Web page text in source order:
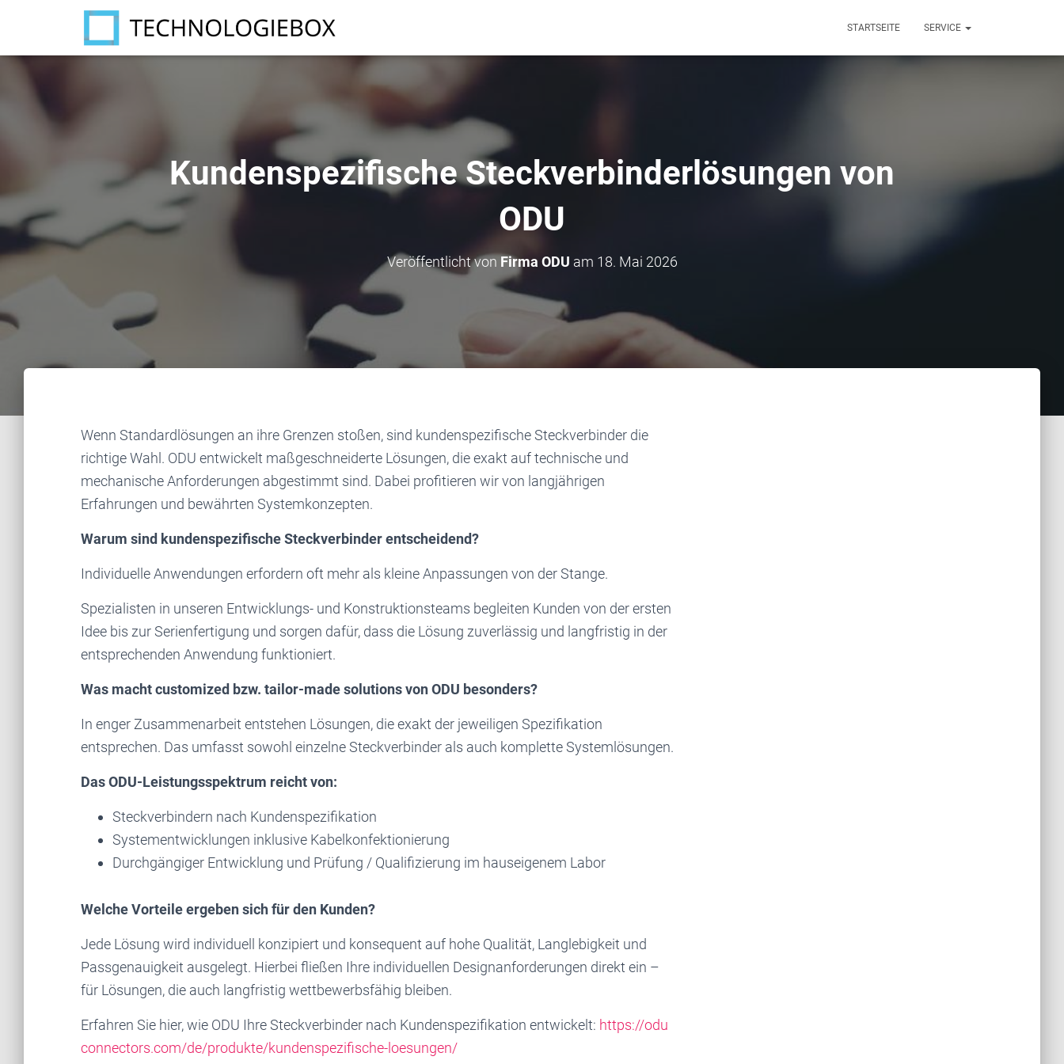
STARTSEITE SERVICE
Kundenspezifische Steckverbinderlösungen von
ODU
Veröffentlicht von Firma ODU am 18. Mai 2026
Wenn Standardlösungen an ihre Grenzen stoßen, sind kundenspezifische Steckverbinder die
richtige Wahl. ODU entwickelt maßgeschneiderte Lösungen, die exakt auf technische und
mechanische Anforderungen abgestimmt sind. Dabei profitieren wir von langjährigen
Erfahrungen und bewährten Systemkonzepten.
Warum sind kundenspezifische Steckverbinder entscheidend?
Individuelle Anwendungen erfordern oft mehr als kleine Anpassungen von der Stange.
Spezialisten in unseren Entwicklungs- und Konstruktionsteams begleiten Kunden von der ersten
Idee bis zur Serienfertigung und sorgen dafür, dass die Lösung zuverlässig und langfristig in der
entsprechenden Anwendung funktioniert.
Was macht customized bzw. tailor-made solutions von ODU besonders?
In enger Zusammenarbeit entstehen Lösungen, die exakt der jeweiligen Spezifikation
entsprechen. Das umfasst sowohl einzelne Steckverbinder als auch komplette Systemlösungen.
Das ODU-Leistungsspektrum reicht von:
Steckverbindern nach Kundenspezifikation
Systementwicklungen inklusive Kabelkonfektionierung
Durchgängiger Entwicklung und Prüfung / Qualifizierung im hauseigenem Labor
Welche Vorteile ergeben sich für den Kunden?
Jede Lösung wird individuell konzipiert und konsequent auf hohe Qualität, Langlebigkeit und
Passgenauigkeit ausgelegt. Hierbei fließen Ihre individuellen Designanforderungen direkt ein –
für Lösungen, die auch langfristig wettbewerbsfähig bleiben.
Erfahren Sie hier, wie ODU Ihre Steckverbinder nach Kundenspezifikation entwickelt: https://odu
connectors.com/de/produkte/kundenspezifische-loesungen/